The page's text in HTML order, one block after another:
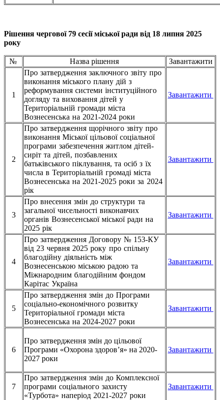
Рішення чергової 79 сесії міської ради від 18 липня 2025
року
№ Назва рішення Завантажити
1
Про затвердження заключного звіту про
виконання міського плану дій з
реформування системи інституційного
догляду та виховання дітей у
Територіальній громади міста
Вознесенська на 2021-2024 роки
Завантажити
2
Про затвердження щорічного звіту про
виконання Міської цільової соціальної
програми забезпечення житлом дітей-
сиріт та дітей, позбавлених
батьківського піклування, та осіб з їх
числа в Територіальній громаді міста
Вознесенська на 2021-2025 роки за 2024
рік
Завантажити
3
Про внесення змін до структури та
загальної чисельності виконавчих
органів Вознесенської міської ради на
2025 рік
Завантажити
4
Про затвердження Договору № 153-КУ
від 23 червня 2025 року про спільну
благодійну діяльність між
Вознесенською міською радою та
Міжнародним благодійним фондом
Карітас Україна
Завантажити
5
Про затвердження змін до Програми
соціально-економічного розвитку
Територіальної громади міста
Вознесенська на 2024-2027 роки
Завантажити
6
Про затвердження змін до цільової
Програми «Охорона здоров’я» на 2020-
2027 роки
Завантажити
7
Про затвердження змін до Комплексної
програми соціального захисту
«Турбота» наперіод 2021-2027 роки
Завантажити